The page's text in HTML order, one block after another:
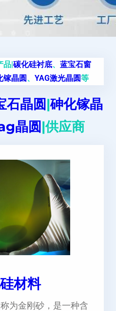
品|碳化硅衬底、 蓝宝石窗
镓晶圆、 YAG激光晶圆等
石晶圆|砷化镓晶
晶圆|供应商
材料
为金刚砂，是一种含